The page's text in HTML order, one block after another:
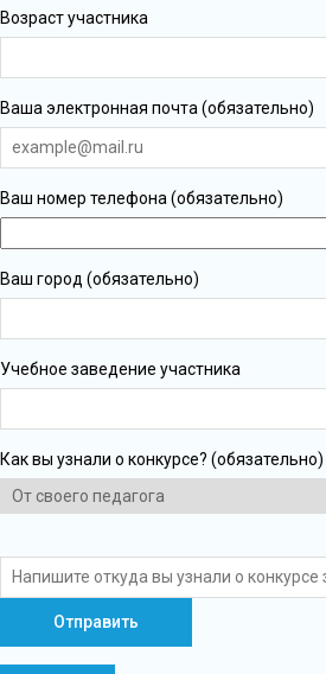
Возраст участника
Ваша электронная почта (обязательно)
Ваш номер телефона (обязательно)
Ваш город (обязательно)
Учебное заведение участника
Как вы узнали о конкурсе? (обязательно)